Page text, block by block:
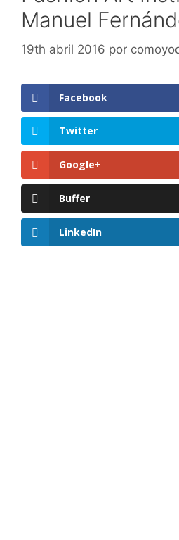
Manuel
19th abril 2016 por
Facebook
Twitter
Google+
Buffer
LinkedIn